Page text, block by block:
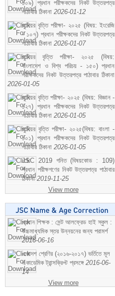
১০৯) প্রধান পরীক্ষকদের নিকট উত্তরপত্র
পাঠাবার ঠিকানা 2026-01-12
জুনিয়র বৃত্তি পরীক্ষা- ২০২৫ (বিষয়: ইংরেজি
- ১০৭) প্রধান পরীক্ষকদের নিকট উত্তরপত্র
পাঠাবার ঠিকানা 2026-01-07
জুনিয়র বৃত্তি পরীক্ষা- ২০২৫ (বিষয়:
বাংলাদেশ ও বিশ্ব পরিচয় - ১৫০) প্রধান
পরীক্ষকদের নিকট উত্তরপত্র পাঠাবার ঠিকানা
2026-01-05
জুনিয়র বৃত্তি পরীক্ষা- ২০২৫ (বিষয়: বিজ্ঞান -
১২৭) প্রধান পরীক্ষকদের নিকট উত্তরপত্র
পাঠাবার ঠিকানা 2026-01-05
জুনিয়র বৃত্তি পরীক্ষা- ২০২৫(বিষয়: বাংলা -
১০১) প্রধান পরীক্ষকদের নিকট উত্তরপত্র
পাঠাবার ঠিকানা 2026-01-05
JSC 2019 গনিত (বিষয়কোড : 109)
প্রধান পরীক্ষগণের নিকট উত্তরপত্র পাঠাবার
ঠিকানা2019-11-25
View more
প্রধান শিক্ষক : সেন্ট আলফ্রেড হাই স্কুল :
উচ্চমাধ্যমিক স্তর উন্নয়নের জন্য পরামর্শ
2016-06-16
একাদশ শ্রেণির (২০১৬-২০১৭) ভর্তিতে মূল
একাডেমিক ট্রান্সক্রিপ্ট প্রসঙ্গে 2016-06-
14
View more